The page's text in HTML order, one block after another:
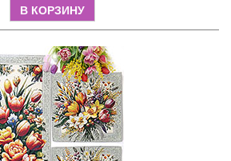
В КОРЗИНУ